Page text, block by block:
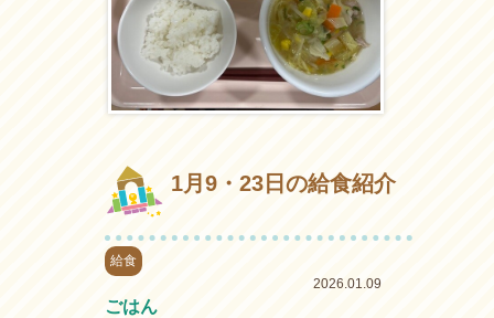
1月9・23日の給食紹介
給食
2026.01.09
ごはん